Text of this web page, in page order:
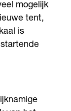
mogelijk
tent,
is